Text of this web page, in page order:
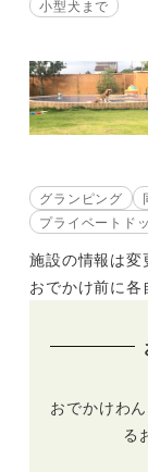
小型犬まで
グランピング
プライベートド
施設の情報は変
おでかけ前に各
おでかけわ
る